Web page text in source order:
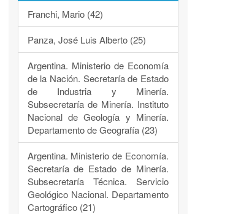
Franchi, Mario (42)
Panza, José Luis Alberto (25)
Argentina. Ministerio de Economía
de la Nación. Secretaría de Estado
de Industria y Minería.
Subsecretaría de Minería. Instituto
Nacional de Geología y Minería.
Departamento de Geografía (23)
Argentina. Ministerio de Economía.
Secretaría de Estado de Minería.
Subsecretaría Técnica. Servicio
Geológico Nacional. Departamento
Cartográfico (21)